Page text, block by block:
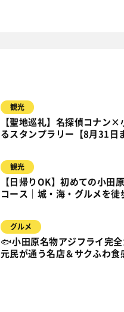
観光
【聖地巡礼】名探偵コナン×
るスタンプラリー【8月31日
観光
【日帰りOK】初めての小田
コース｜城・海・グルメを徒
グルメ
🐟小田原名物アジフライ完
元民が通う名店＆サクふわ食